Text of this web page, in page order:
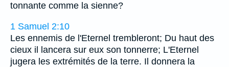
tonnante comme la sienne?
1 Samuel 2:10
Les ennemis de l'Eternel trembleront; Du haut des
cieux il lancera sur eux son tonnerre; L'Eternel
jugera les extrémités de la terre. Il donnera la